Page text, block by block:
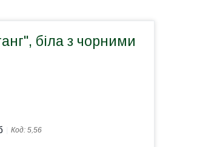
біла з чорними
Код: 5,56